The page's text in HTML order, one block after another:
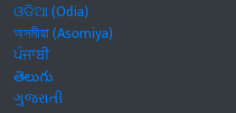
ଓଡିଆ (Odia)
অসমীয়া (Asomiya)
ਪੰਜਾਬੀ
తెలుగు
ગુજરાતી